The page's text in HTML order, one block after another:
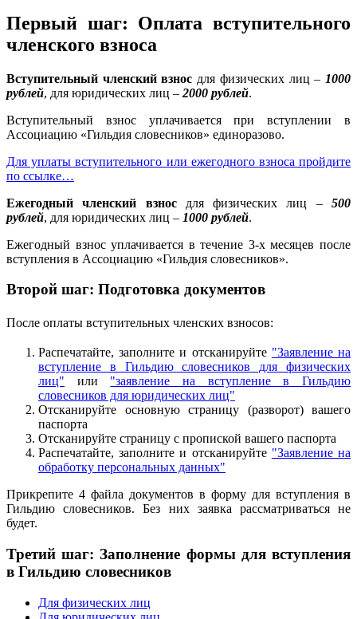
Первый шаг: Оплата вступительного
членского взноса
Вступительный членский взнос для физических лиц – 1000
рублей, для юридических лиц – 2000 рублей.
Вступительный взнос уплачивается при вступлении в
Ассоциацию «Гильдия словесников» единоразово.
Для уплаты вступительного или ежегодного взноса пройдите
по ссылке…
Ежегодный членский взносдля физических лиц –500
рублей, для юридических лиц – 1000 рублей.
Ежегодный взнос уплачивается в течение 3-х месяцев после
вступления в Ассоциацию «Гильдия словесников».
Второй шаг: Подготовка документов
После оплаты вступительных членских взносов:
Распечатайте, заполните и отсканируйте "Заявление на
вступление в Гильдию словесников для физических
лиц" или "заявление на вступление в Гильдию
словесников для юридических лиц"
Отсканируйте основную страницу (разворот) вашего
паспорта
Отсканируйте страницу с пропиской вашего паспорта
Распечатайте, заполните и отсканируйте "Заявление на
обработку персональных данных"
Прикрепите 4 файла документов в форму для вступления в
Гильдию словесников. Без них заявка рассматриваться не
будет.
Третий шаг: Заполнение формы для вступления
в Гильдию словесников
Для физических лиц